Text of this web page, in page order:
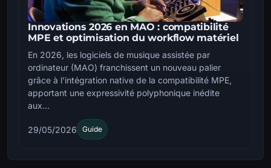
Innovations 2026 en MAO : compatibilité
MPE et optimisation du workflow matériel
En 2026, les logiciels de musique assistée par
ordinateur (MAO) franchissent un nouveau palier
grâce à l’intégration native de la compatibilité MPE,
apportant une expressivité polyphonique inédite
aux...
29/05/2026 Guide